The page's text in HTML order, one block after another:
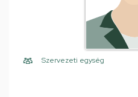
Szervezeti egység